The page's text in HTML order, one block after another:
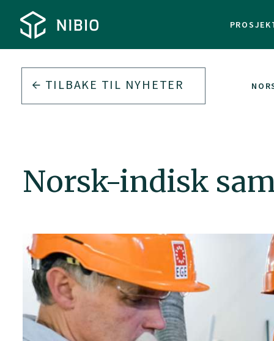
TILBAKE TIL NYHETER
Norsk-indisk